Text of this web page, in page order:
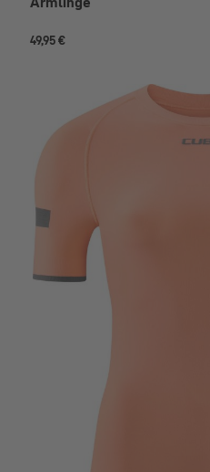
49,95 €